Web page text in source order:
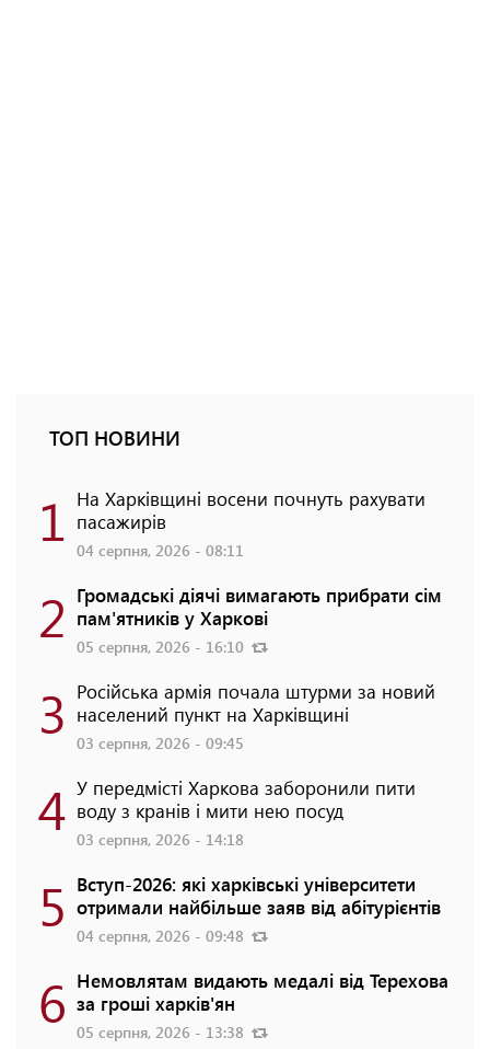
ТОП НОВИНИ
1 На Харківщині восени почнуть рахувати
пасажирів
04 серпня, 2026 - 08:11
2 Громадські діячі вимагають прибрати сім
пам'ятників у Харкові
05 серпня, 2026 - 16:10
3 Російська армія почала штурми за новий
населений пункт на Харківщині
03 серпня, 2026 - 09:45
4 У передмісті Харкова заборонили пити
воду з кранів і мити нею посуд
03 серпня, 2026 - 14:18
5 Вступ-2026: які харківські університети
отримали найбільше заяв від абітурієнтів
04 серпня, 2026 - 09:48
6 Немовлятам видають медалі від Терехова
за гроші харків'ян
05 серпня, 2026 - 13:38